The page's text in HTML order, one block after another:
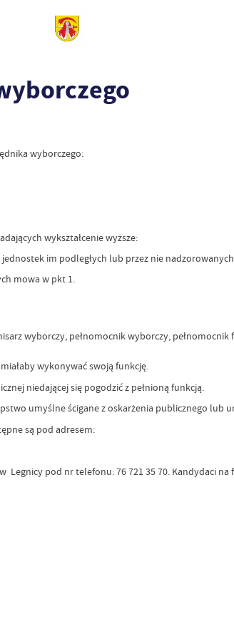
wyborczego:
wykształcenie wyższe:
im podległych lub przez nie
mowa w pkt 1.
wyborczy, pełnomocnik wyborczy,
wykonywać swoją funkcję.
niedającej się pogodzić z pełnioną funkcją.
umyślne ścigane z oskarżenia publicznego lub
są pod adresem:
pod nr telefonu: 76 721 35 70. Kandydaci